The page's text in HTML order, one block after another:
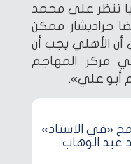
تنظر على محمد
جراديشار ممكن
أن الأهلي يجب أن
مركز المهاجم
أبو علي».
«في الاستاد»
الوهاب